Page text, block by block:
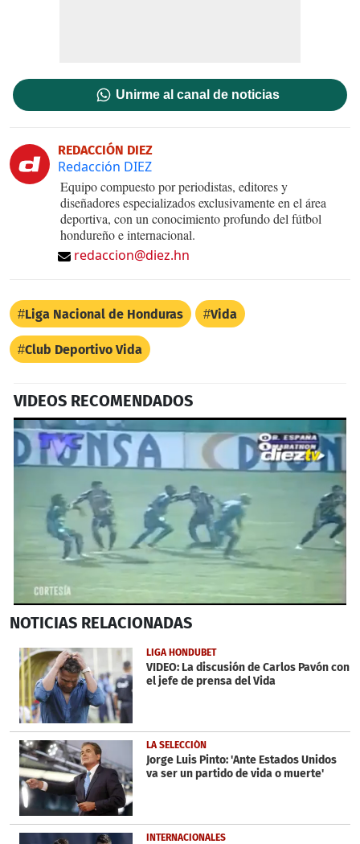
Unirme al canal de noticias
REDACCIÓN DIEZ
Redacción DIEZ
Equipo compuesto por periodistas, editores y
diseñadores especializados exclusivamente en el área
deportiva, con un conocimiento profundo del fútbol
hondureño e internacional.
redaccion@diez.hn
Liga Nacional de Honduras Vida
Club Deportivo Vida
VIDEOS RECOMENDADOS
of
minute,
3
seconds
NOTICIAS RELACIONADAS
LIGA HONDUBET
VIDEO: La discusión de Carlos Pavón con
el jefe de prensa del Vida
LA SELECCIÓN
Jorge Luis Pinto: 'Ante Estados Unidos
va ser un partido de vida o muerte'
INTERNACIONALES